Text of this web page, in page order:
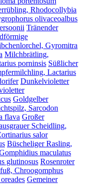
Rhodocollybia
olivaceoalbus
Tränender
Gyromitra
Milchbrätling,
porninsis Süßlicher
Lactarius
Dunkelvioletter
Goldgelber
Sarcodon
flava Großer
Scheidling,
salor
Büscheliger Rasling,
maculatus
glutinosus Rosenroter
Chroogomphus
Gemeiner